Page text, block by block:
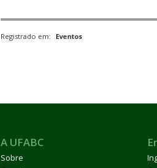
Registrado em: Eventos
A UFABC
Sobre